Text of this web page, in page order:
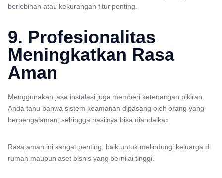
berlebihan atau kekurangan fitur penting.
9. Profesionalitas
Meningkatkan Rasa
Aman
Menggunakan jasa instalasi juga memberi ketenangan pikiran.
Anda tahu bahwa sistem keamanan dipasang oleh orang yang
berpengalaman, sehingga hasilnya bisa diandalkan.
Rasa aman ini sangat penting, baik untuk melindungi keluarga di
rumah maupun aset bisnis yang bernilai tinggi.